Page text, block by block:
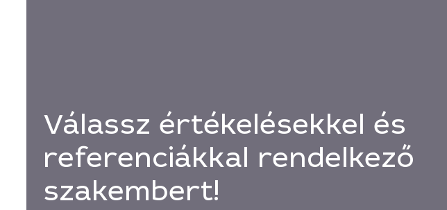
Válassz értékelésekkel és
referenciákkal rendelkező
szakembert!